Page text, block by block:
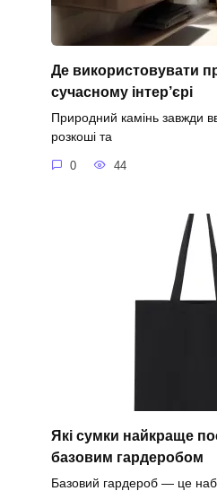
Де використовувати
сучасному інтер’єрі
Природний камінь завжди
розкоші та
0 44
Які сумки найкраще
базовим гардеробом
Базовий гардероб — це